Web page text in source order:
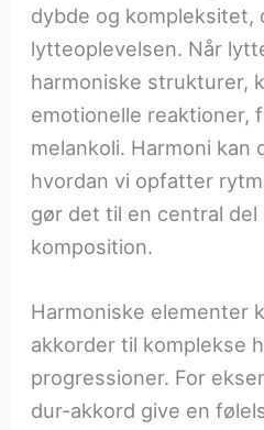
dybde og
lytteoplevelsen. Når
harmoniske strukturer,
emotionelle reaktioner,
melankoli. Harmoni kan
hvordan vi opfatter
gør det til en central del
komposition.
Harmoniske elementer
akkorder til komplekse
progressioner. For
dur-akkord give en